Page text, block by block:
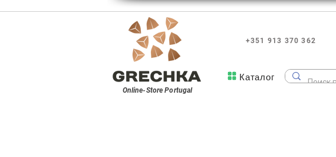
+351 913 370 362
Online-StorePortugal
Каталог